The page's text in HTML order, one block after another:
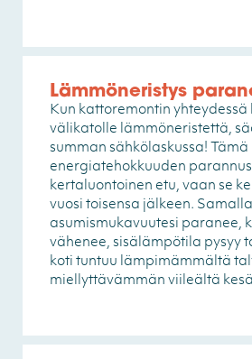
Lämmöneristys
Kun kattoremontin yhteydessä
välikatolle lämmöneristettä,
summan sähkölaskussa! Tämä
energiatehokkuuden parannus
kertaluontoinen etu, vaan se
vuosi toisensa jälkeen. Samalla
asumismukavuutesi paranee,
vähenee, sisälämpötila pysyy
koti tuntuu lämpimämmältä
miellyttävämmän viileältä